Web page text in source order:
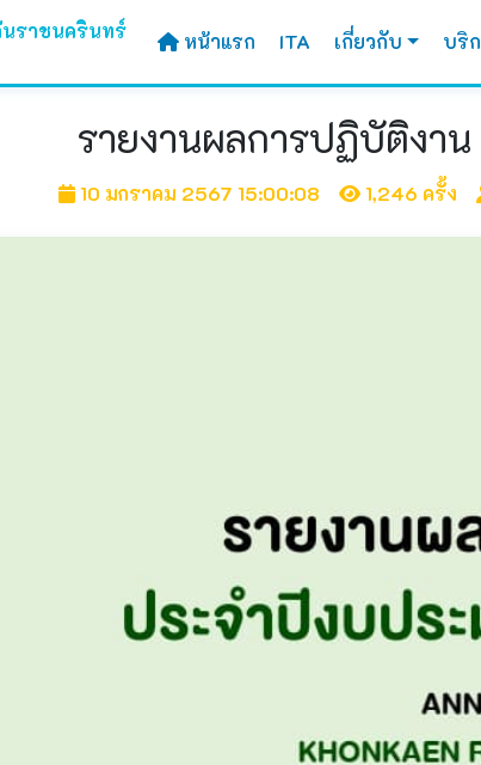
นราชนครินทร์ หน้าแรก ITA เกี่ยวกับ บริ
รายงานผลการปฏิบัติงา
10 มกราคม 2567 15:00:08 1,246 ครั้ง